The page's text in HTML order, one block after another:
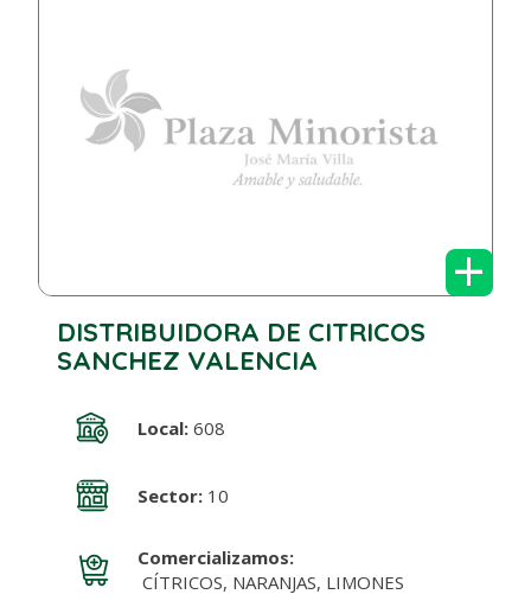
+
DISTRIBUIDORA DE CITRICOS
SANCHEZ VALENCIA
Local:608
Sector:10
Comercializamos:
CÍTRICOS, NARANJAS, LIMONES